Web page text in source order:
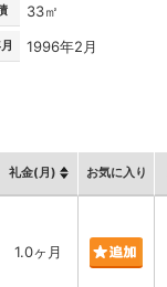
33㎡
1996年2月
礼金(月) お気に入り
1.0ヶ月